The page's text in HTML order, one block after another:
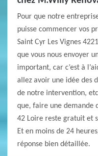
Pour que notre
puisse commencer vos
Saint Cyr Les Vignes
que vous nous envoyer
important, car c’est à
allez avoir une idée des
de notre intervention,
que, faire une demande
42 Loire reste gratuit et
Et en moins de 24
réponse bien détaillée.